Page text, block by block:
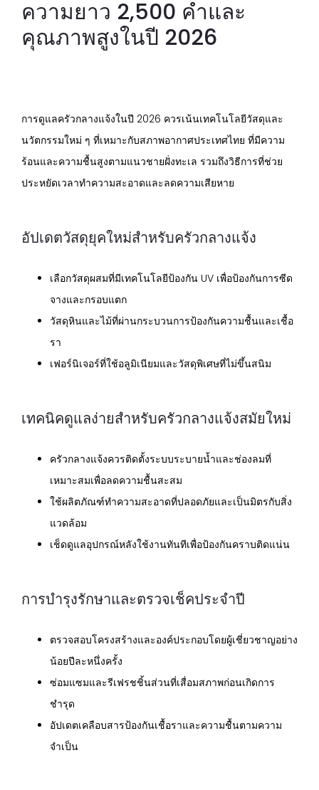
ความยาว 2,500 คำและ
คุณภาพสูงในปี 2026
การดูแลครัวกลางแจ้งในปี 2026 ควรเน้นเทคโนโลยีวัสดุและ
นวัตกรรมใหม่ ๆ ที่เหมาะกับสภาพอากาศประเทศไทย ที่มีความ
ร้อนและความชื้นสูงตามแนวชายฝั่งทะเล รวมถึงวิธีการที่ช่วย
ประหยัดเวลาทำความสะอาดและลดความเสียหาย
อัปเดตวัสดุยุคใหม่สำหรับครัวกลางแจ้ง
เลือกวัสดุผสมที่มีเทคโนโลยีป้องกัน UV เพื่อป้องกันการซีด
จางและกรอบแตก
วัสดุหินและไม้ที่ผ่านกระบวนการป้องกันความชื้นและเชื้อ
รา
เฟอร์นิเจอร์ที่ใช้อลูมิเนียมและวัสดุพิเศษที่ไม่ขึ้นสนิม
เทคนิคดูแลง่ายสำหรับครัวกลางแจ้งสมัยใหม่
ครัวกลางแจ้งควรติดตั้งระบบระบายน้ำและช่องลมที่
เหมาะสมเพื่อลดความชื้นสะสม
ใช้ผลิตภัณฑ์ทำความสะอาดที่ปลอดภัยและเป็นมิตรกับสิ่ง
แวดล้อม
เช็ดดูแลอุปกรณ์หลังใช้งานทันทีเพื่อป้องกันคราบติดแน่น
การบำรุงรักษาและตรวจเช็คประจำปี
ตรวจสอบโครงสร้างและองค์ประกอบโดยผู้เชี่ยวชาญอย่าง
น้อยปีละหนึ่งครั้ง
ซ่อมแซมและรีเฟรชชิ้นส่วนที่เสื่อมสภาพก่อนเกิดการ
ชำรุด
อัปเดตเคลือบสารป้องกันเชื้อราและความชื้นตามความ
จำเป็น